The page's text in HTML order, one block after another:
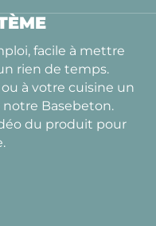
facile à mettre
rien de temps.
à votre cuisine un
Basebeton.
du produit pour